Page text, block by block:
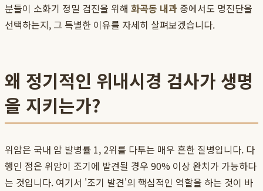
분들이 소화기 정밀 검진을 위해 화곡동 내과 중에서도 명진단을
선택하는지, 그 특별한 이유를 자세히 살펴보겠습니다.
왜 정기적인 위내시경 검사가 생명
을 지키는가?
위암은 국내 암 발병률 1, 2위를 다투는 매우 흔한 질병입니다. 다
행인 점은 위암이 조기에 발견될 경우 90% 이상 완치가 가능하다
는 것입니다. 여기서 '조기 발견'의 핵심적인 역할을 하는 것이 바